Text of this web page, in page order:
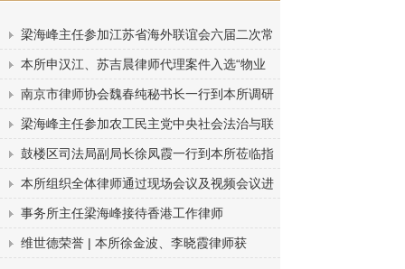
梁海峰主任参加江苏省海外联谊会六届二次常
本所申汉江、苏吉晨律师代理案件入选“物业
南京市律师协会魏春纯秘书长一行到本所调研
梁海峰主任参加农工民主党中央社会法治与联
鼓楼区司法局副局长徐凤霞一行到本所莅临指
本所组织全体律师通过现场会议及视频会议进
事务所主任梁海峰接待香港工作律师
维世德荣誉 | 本所徐金波、李晓霞律师获